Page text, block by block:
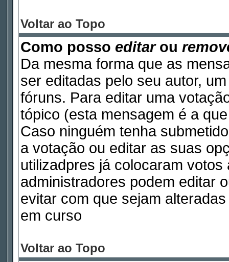
Voltar ao Topo
Como posso editarou
Da mesma forma que as
ser editadas pelo seu autor,
fóruns. Para editar uma
tópico (esta mensagem é a
Caso ninguém tenha
a votação ou editar as suas
utilizadpres já colocaram
administradores podem editar
evitar com que sejam
em curso
Voltar ao Topo